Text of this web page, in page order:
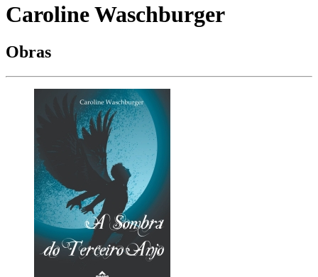
Caroline Waschburger
Obras